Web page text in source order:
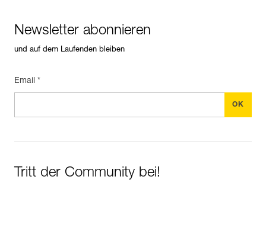
Newsletter abonnieren
und auf dem Laufenden bleiben
Email *
Tritt der Community bei!